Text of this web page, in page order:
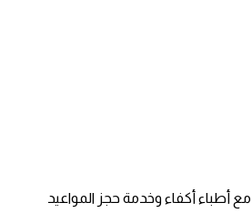
أطباء أكفاء وخدمة حجز المواعيد